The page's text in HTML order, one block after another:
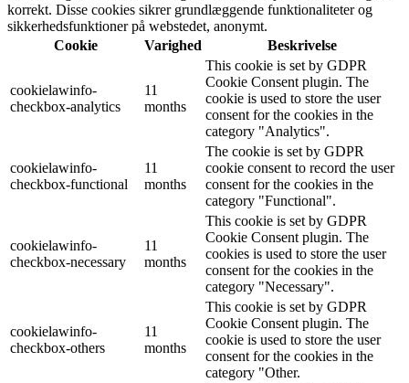
korrekt. Disse cookies sikrer grundlæggende funktionaliteter og
sikkerhedsfunktioner på webstedet, anonymt.
Cookie
Varighed Beskrivelse
cookielawinfo-
checkbox-analytics
11
months
This cookie is set by GDPR
Cookie Consent plugin. The
cookie is used to store the user
consent for the cookies in the
category "Analytics".
cookielawinfo-
checkbox-functional
11
months
The cookie is set by GDPR
cookie consent to record the user
consent for the cookies in the
category "Functional".
cookielawinfo-
checkbox-necessary
11
months
This cookie is set by GDPR
Cookie Consent plugin. The
cookies is used to store the user
consent for the cookies in the
category "Necessary".
cookielawinfo-
checkbox-others
11
months
This cookie is set by GDPR
Cookie Consent plugin. The
cookie is used to store the user
consent for the cookies in the
category "Other.